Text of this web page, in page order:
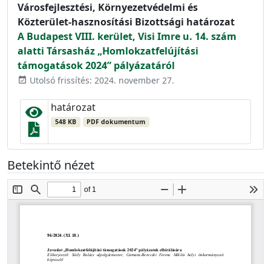
Városfejlesztési, Környezetvédelmi és
Közterület-hasznosítási Bizottsági határozat
A Budapest VIII. kerület, Visi Imre u. 14. szám
alatti Társasház „Homlokzatfelújítási
támogatások 2024” pályázatáról
event_available Utolsó frissítés: 2024. november 27.
határozat
548 KB PDF dokumentum
Betekintő nézet